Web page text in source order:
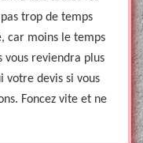
trop de temps
car moins le temps
vous reviendra plus
votre devis si vous
Foncez vite et ne